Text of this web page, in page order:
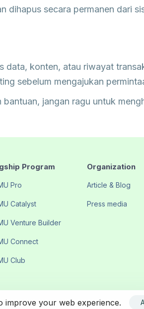
dihapus secara permanen dari
konten, atau riwayat
sebelum mengajukan
jangan ragu untuk
Program
Pro
Catalyst
Venture Builder
Connect
Club
Organization
Article & Blog
Press media
improve your web experience.